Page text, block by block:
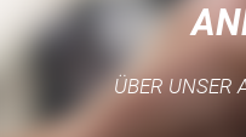
ÜBER UNSER